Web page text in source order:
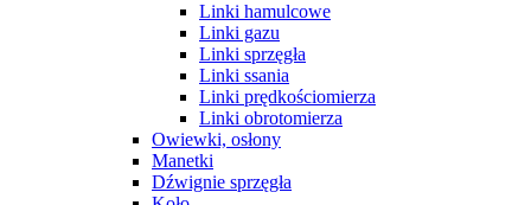
Linki hamulcowe
Linki gazu
Linki sprzęgła
Linki ssania
Linki prędkościomierza
Linki obrotomierza
Owiewki, osłony
Manetki
Dźwignie sprzęgła